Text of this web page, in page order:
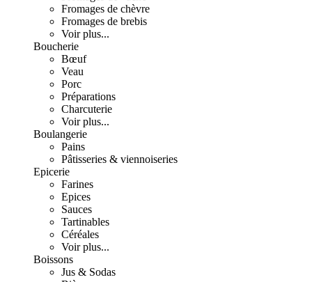
Fromages de chèvre
Fromages de brebis
Voir plus...
Boucherie
Bœuf
Veau
Porc
Préparations
Charcuterie
Voir plus...
Boulangerie
Pains
Pâtisseries & viennoiseries
Epicerie
Farines
Epices
Sauces
Tartinables
Céréales
Voir plus...
Boissons
Jus & Sodas